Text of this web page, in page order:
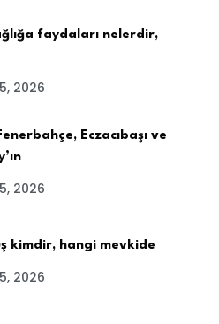
faydaları nelerdir,
2026
Eczacıbaşı ve
2026
kimdir, hangi mevkide
2026